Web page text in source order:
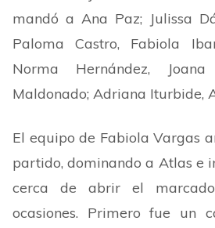
mandó a Ana Paz; Julissa
Paloma Castro, Fabiola
Norma Hernández,
Maldonado; Adriana Iturbide,
El equipo de Fabiola Vargas
partido, dominando a Atlas e
cerca de abrir el
ocasiones. Primero fue un